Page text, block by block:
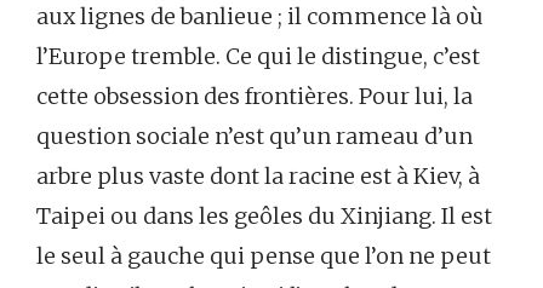
aux lignes de banlieue ; il commence là où
l’Europe tremble. Ce qui le distingue, c’est
cette obsession des frontières. Pour lui, la
question sociale n’est qu’un rameau d’un
arbre plus vaste dont la racine est à Kiev, à
Taipei ou dans les geôles du Xinjiang. Il est
le seul à gauche qui pense que l’on ne peut